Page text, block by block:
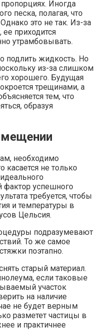
Иногда
песка, полагая, что
это не так. Из-за
ее приходится
утрамбовывать.
подлить жидкость. Но
из-за слишком
хорошего. Будущая
трещинами, а
тем, что
образуя
необходимо
касается не только
успешного
требуется, чтобы
и температуры в
Цельсия.
подразумевают
То же самое
поэтапно.
старый материал.
если таковые
участок
на наличие
не будет верным
разметет частицы в
и практичнее